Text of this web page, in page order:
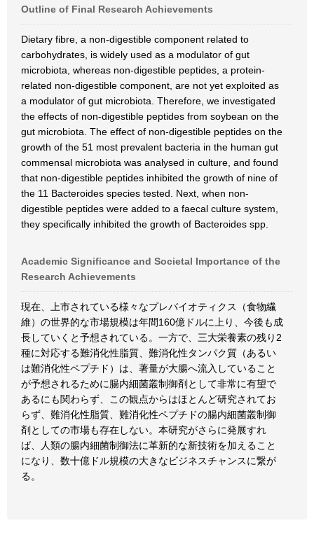
Outline of Final Research Achievements
Dietary fibre, a non-digestible component related to
carbohydrates, is widely used as a modulator of gut
microbiota, whereas non-digestible peptides, a protein-
related non-digestible component, are not yet exploited as
a modulator of gut microbiota. Therefore, we investigated
the effects of non-digestible peptides from soybean on the
gut microbiota. The effect of non-digestible peptides on the
growth of the 51 most prevalent bacteria in the human gut
commensal microbiota was analysed in culture, and found
that non-digestible peptides inhibited the growth of nine of
the 11 Bacteroides species tested. Next, when non-
digestible peptides were added to a faecal culture system,
they specifically inhibited the growth of Bacteroides spp.
Academic Significance and Societal Importance of the
Research Achievements
現在、上市されている様々なプレバイオティクス（食物繊
維）の世界的な市場規模は年間160億ドルに上り、今後も成
長していくと予想されている。一方で、三大栄養素の残り2
種に対応する難消化性脂質、難消化性タンパク質（あるい
は難消化性ペプチド）は、著量が大腸へ流入していること
が予想されるために腸内細菌叢制御剤として非常に有望で
あるにも関わらず、この観点からはほとんど研究されてお
らず、難消化性脂質、難消化性ペプチドの腸内細菌叢制御
剤としての市場も存在しない。本研究がさらに発展すれ
ば、人類の腸内細菌制御法に革新的な新技術を加えること
になり、数十億ドル規模の大きなビジネスチャンスに繋が
る。